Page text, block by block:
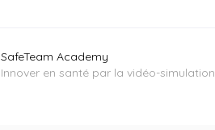
SafeTeam Academy
Innover en santé par la vidéo-simulation